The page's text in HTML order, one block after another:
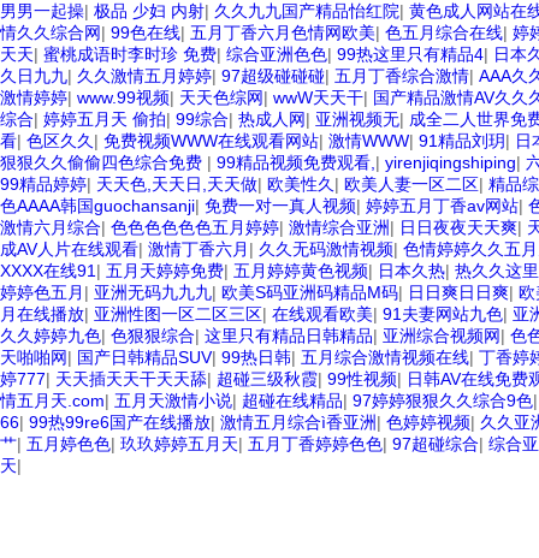
男男一起操| 极品 少妇 内射| 久久九九国产精品怡红院| 黄色成人网站在
情久久综合网| 99色在线| 五月丁香六月色情网欧美| 色五月综合在线| 婷
天天| 蜜桃成语时李时珍 免费| 综合亚洲色色| 99热这里只有精品4| 日本
久日九九| 久久激情五月婷婷| 97超级碰碰碰| 五月丁香综合激情| AAA久
激情婷婷| www.99视频| 天天色综网| wwW天天干| 国产精品激情AV久久
综合| 婷婷五月天 偷拍| 99综合| 热成人网| 亚洲视频无| 成全二人世界免
看| 色区久久 | 免费视频WWW在线观看网站| 激情WWW| 91精品刘玥| 日
狠狠久久偷偷四色综合免费 | 99精品视频免费观看, | yirenjiqingshiping|
99精品婷婷| 天天色,天天日,天天做| 欧美性久 | 欧美人妻一区二区| 精品
色AAAA韩国guochansanji| 免费一对一真人视频| 婷婷五月丁香av网站|
激情六月综合| 色色色色色色五月婷婷| 激情综合亚洲| 日日夜夜天天爽|
成AV人片在线观看| 激情丁香六月 | 久久无码激情视频| 色情婷婷久久五
XXXX在线91 | 五月天婷婷免费| 五月婷婷黄色视频| 日本久热| 热久久这
婷婷色五月 | 亚洲无码九九九| 欧美S码亚洲码精品M码| 日日爽日日爽| 欧
月在线播放| 亚洲性图一区二区三区| 在线观看欧美| 91夫妻网站九色| 亚
久久婷婷九色| 色狠狠综合| 这里只有精品日韩精品| 亚洲综合视频网| 色
天啪啪网| 国产日韩精品SUV| 99热日韩| 五月综合激情视频在线| 丁香婷
婷777| 天天插天天干天天舔| 超碰三级秋霞| 99性视频| 日韩AV在线免费
情五月天.com| 五月天激情小说| 超碰在线精品| 97婷婷狠狠久久综合9色
66| 99热99re6国产在线播放| 激情五月综合ì香亚洲| 色婷婷视频| 久久亚
艹| 五月婷色色| 玖玖婷婷五月天| 五月丁香婷婷色色| 97超碰综合| 综合
天|